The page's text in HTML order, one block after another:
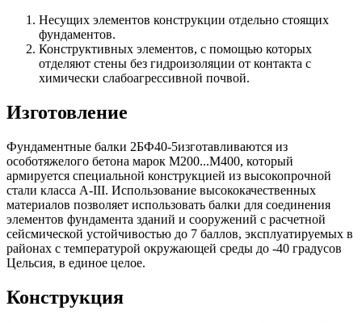
Несущих элементов конструкции отдельно стоящих
фундаментов.
Конструктивных элементов, с помощью которых
отделяют стены без гидроизоляции от контакта с
химически слабоагрессивной почвой.
Изготовление
Фундаментные балки 2БФ40-5изготавливаются из
особотяжелого бетона марок М200...М400, который
армируется специальной конструкцией из высокопрочной
стали класса А-III. Использование высококачественных
материалов позволяет использовать балки для соединения
элементов фундамента зданий и сооружений с расчетной
сейсмической устойчивостью до 7 баллов, эксплуатируемых в
районах с температурой окружающей среды до -40 градусов
Цельсия, в единое целое.
Конструкция